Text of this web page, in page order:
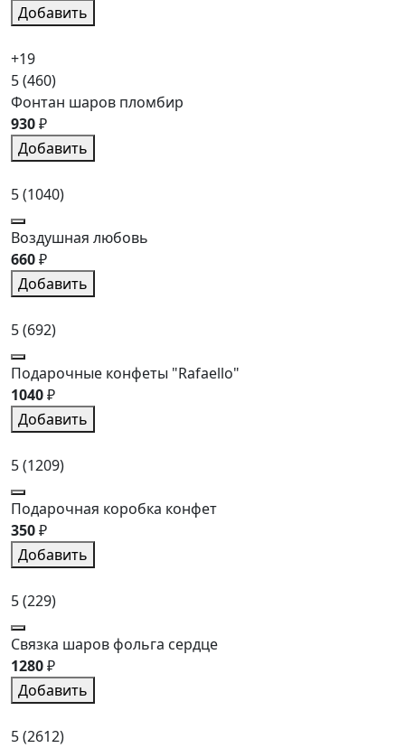
Добавить
+19
5(460)
Фонтан шаров пломбир
930₽
Добавить
5(1040)
Воздушная любовь
660₽
Добавить
5(692)
Подарочные конфеты "Rafaello"
1040₽
Добавить
5(1209)
Подарочная коробка конфет
350₽
Добавить
5(229)
Связка шаров фольга сердце
1280₽
Добавить
5(2612)